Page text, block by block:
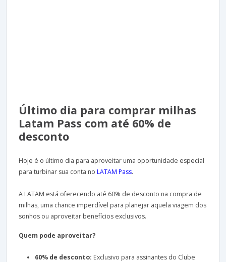
Último dia para comprar milhas
Latam Pass com até 60% de
desconto
Hoje é o último dia para aproveitar uma oportunidade especial
para turbinar sua conta no LATAM Pass.
A LATAM está oferecendo até 60% de desconto na compra de
milhas, uma chance imperdível para planejar aquela viagem dos
sonhos ou aproveitar benefícios exclusivos.
Quem pode aproveitar?
60% de desconto: Exclusivo para assinantes do Clube